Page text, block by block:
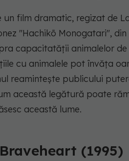
un film dramatic, regizat de
"Hachikō Monogatari",
capacitatății animalelor
cu animalele pot învăța
reamintește publicului
această legătură poate
această lume.
(1995)